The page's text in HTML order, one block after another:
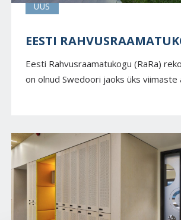
EESTI
UUS
Eesti Rahvusraamatukogu (RaRa)
on olnud Swedoori jaoks üks viimaste